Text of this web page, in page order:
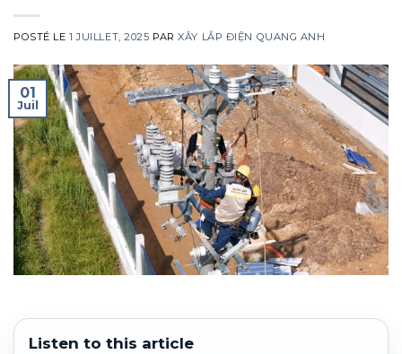
POSTÉ LE1 JUILLET, 2025 PARXÂY LẮP ĐIỆN QUANG ANH
01
Juil
Listen to this article